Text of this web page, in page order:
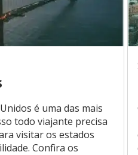
é uma das mais
todo viajante precisa
visitar os estados
Confira os